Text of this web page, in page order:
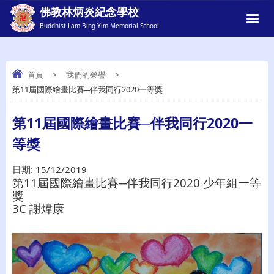
佛教林炳炎紀念學校
Buddhist Lam Bing Yim Memorial School
第11屆國際繪畫比賽─伴我同行2020一等
獎
首頁 > 我們的榮譽
>
第11屆國際繪畫比賽─伴我同行2020一等獎
第11屆國際繪畫比賽─伴我同行2020一
等獎
日期: 15/12/2019
第11屆國際繪畫比賽─伴我同行2020 少年組一等
獎
3C 謝煒康